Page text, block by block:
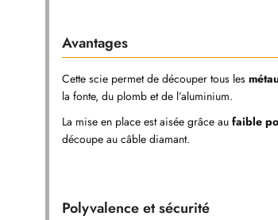
Avantages
Cette scie permet de découper tous les
la fonte, du plomb et de l’aluminium.
La mise en place est aisée grâce au faible
découpe au câble diamant.
Polyvalence et sécurité